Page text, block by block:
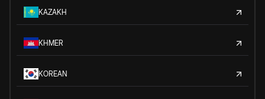
KAZAKH
KHMER
KOREAN